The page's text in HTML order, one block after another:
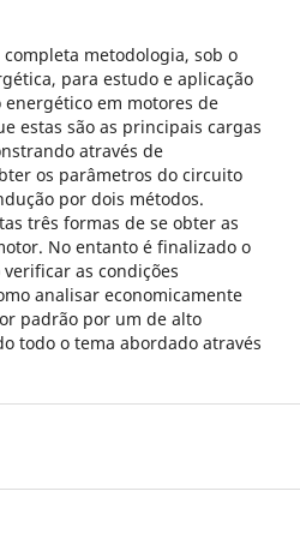
metodologia, sob o
para estudo e aplicação
em motores de
estas são as principais cargas
através de
os parâmetros do circuito
por dois métodos.
três formas de se obter as
No entanto é finalizado o
as condições
analisar economicamente
padrão por um de alto
todo o tema abordado através